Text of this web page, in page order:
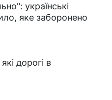
українські
яке заборонено
дорогі в